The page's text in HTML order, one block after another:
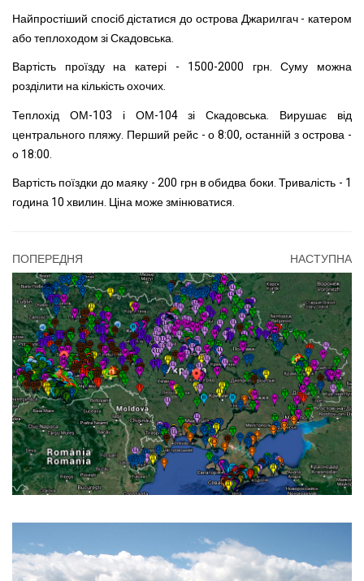
Найпростіший спосіб дістатися до острова Джарилгач - катером
або теплоходом зі Скадовська.
Вартість проїзду на катері - 1500-2000 грн. Суму можна
розділити на кількість охочих.
Теплохід ОМ-103 і ОМ-104 зі Скадовська. Вирушає від
центрального пляжу. Перший рейс - о 8:00, останній з острова -
о 18:00.
Вартість поїздки до маяку - 200 грн в обидва боки. Тривалість - 1
година 10 хвилин. Ціна може змінюватися.
ПОПЕРЕДНЯ НАСТУПНА